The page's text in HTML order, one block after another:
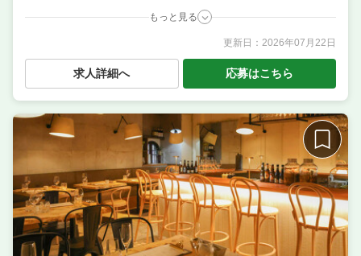
もっと見る
店長候補・マネージャー ／ 販売スタッフ ／ サービ
ス・ホール ／ パティシエ ／ 食品加工・製造（精肉・
鮮魚等） ／ その他
業態 ジェラート
住所 静岡県熱海市銀座町10-19
席数 15席〜20席
500円〜1000円
更新日： 2026年07月22日
求人詳細へ 応募はこちら